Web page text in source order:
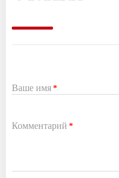
Ваше имя*
Комментарий *